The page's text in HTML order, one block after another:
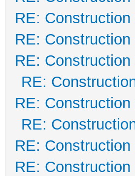
RE:
RE:
RE:
RE:
RE:
RE:
RE:
RE: